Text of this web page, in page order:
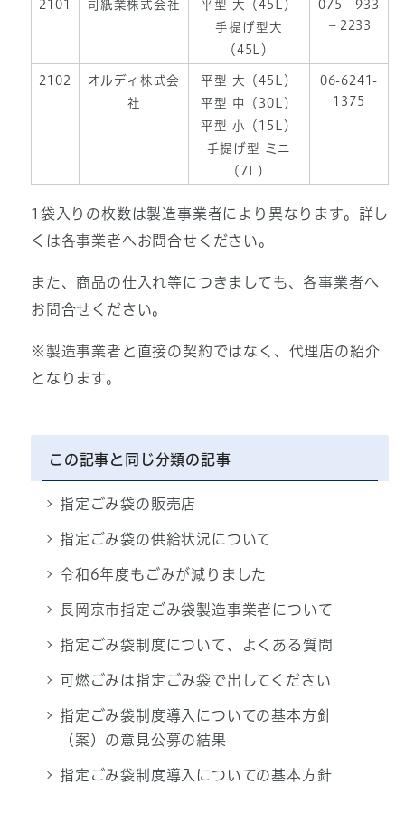
2101 司紙業株式会社
平型 大（45L）
手提げ型大
（45L）
075－933
－2233
2102
オルディ株式会
社
平型 大（45L）
平型 中（30L）
平型 小（15L）
手提げ型 ミニ
（7L）
06-6241-
1375
1袋入りの枚数は製造事業者により異なります。詳し
くは各事業者へお問合せください。
また、商品の仕入れ等につきましても、各事業者へ
お問合せください。
※製造事業者と直接の契約ではなく、代理店の紹介
となります。
この記事と同じ分類の記事
指定ごみ袋の販売店
指定ごみ袋の供給状況について
令和6年度もごみが減りました
長岡京市指定ごみ袋製造事業者について
指定ごみ袋制度について、よくある質問
可燃ごみは指定ごみ袋で出してください
指定ごみ袋制度導入についての基本方針
（案）の意見公募の結果
指定ごみ袋制度導入についての基本方針